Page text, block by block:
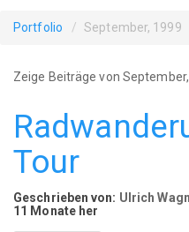
Portfolio September, 1999
Zeige Beiträge von
Tour
Geschrieben von: Ulrich
11 Monate her